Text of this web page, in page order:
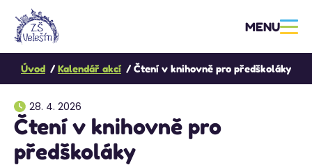
MENU
Úvod Kalendář akcí Čtení v knihovně pro předškoláky
28. 4. 2026
Čtení v knihovně pro
předškoláky